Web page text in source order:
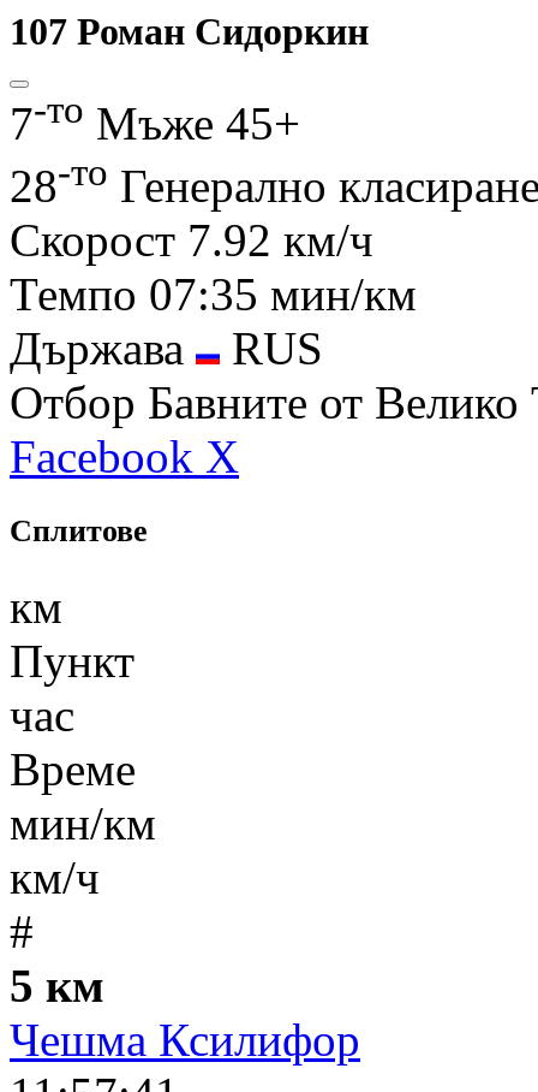
107 Роман Сидоркин
7-то Мъже 45+
28-то Генерално
Скорост 7.92 км/ч
Темпо 07:35 мин/км
Държава
RUS
Отбор Бавните от
Facebook X
Сплитове
км
Пункт
час
Време
мин/км
км/ч
#
5 км
Чешма Ксилифор